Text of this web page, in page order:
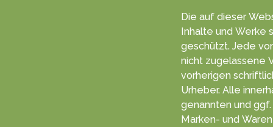
Die auf dieser
Inhalte und Werke
geschützt. Jede vom deutschen Urheberrecht
nicht zugelassene
vorherigen schriftlichen
Urheber. Alle
genannten und ggf. durch
Marken- und